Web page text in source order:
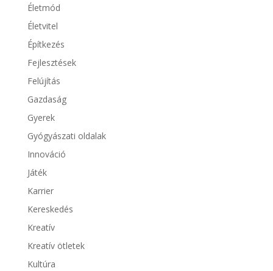
Életmód
Életvitel
Építkezés
Fejlesztések
Felújítás
Gazdaság
Gyerek
Gyógyászati oldalak
Innováció
Játék
Karrier
Kereskedés
Kreatív
Kreatív ötletek
Kultúra